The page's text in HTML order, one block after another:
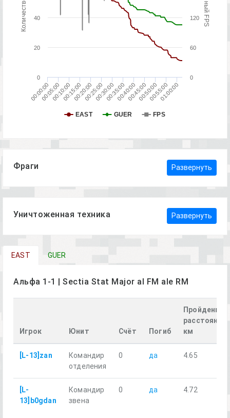
EAST GUER FPS
00:00:0000:05:0000:10:0000:15:0000:20:0000:25:0000:30:0000:35:0000:40:0000:45:0000:50:0000:55:0001:00:00
0
20
40
0
60
120
Фраги Развернуть
Уничтоженная техника Развернуть
EAST GUER
Альфа 1-1 | Sectia Stat Major al FM ale RM
Игрок Юнит Счёт Погиб
Пройденное
расстояние,
км
[L-13]zan
Командир
отделения
0 да 4.65
[L-
13]b0gdan
Командир
звена
0 да 4.72